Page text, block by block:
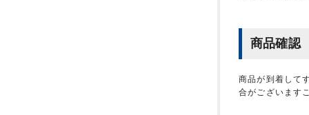
商品確認
商品が到着して
合がございます